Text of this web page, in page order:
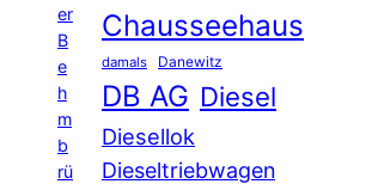
er
B
e
h
m
b
rü
Chausseehaus
damals Danewitz
DB AG Diesel
Diesellok
Dieseltriebwagen